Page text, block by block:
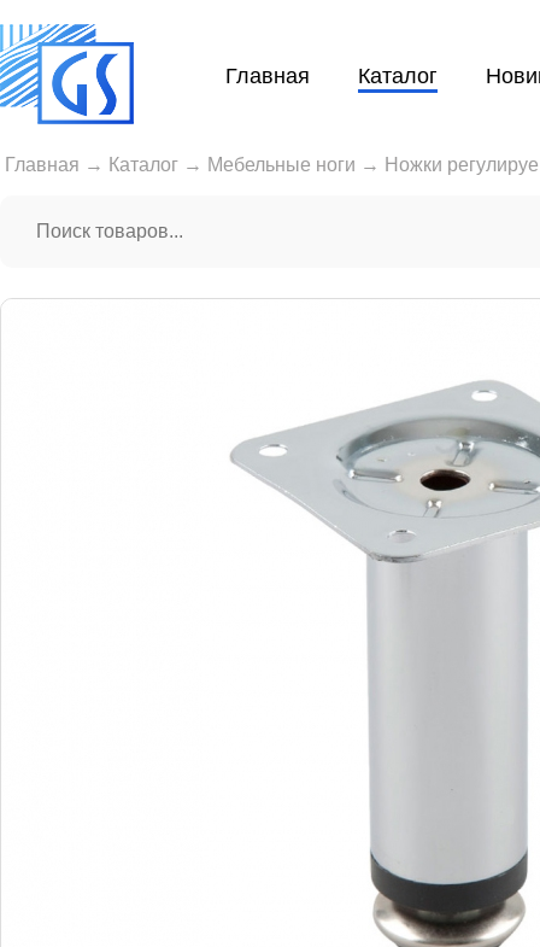
Главная Каталог
Главная → Каталог → Мебельные ноги → Ножки